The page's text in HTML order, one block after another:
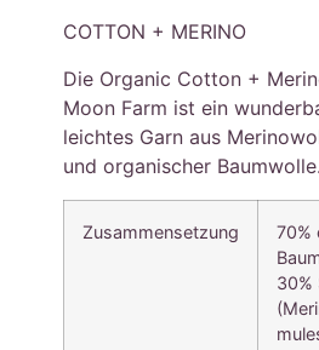
COTTON + MERINO
Die Organic Cotton +
Moon Farm ist ein
leichtes Garn aus
und organischer Baumwolle.
Zusammensetzung
70%
30%